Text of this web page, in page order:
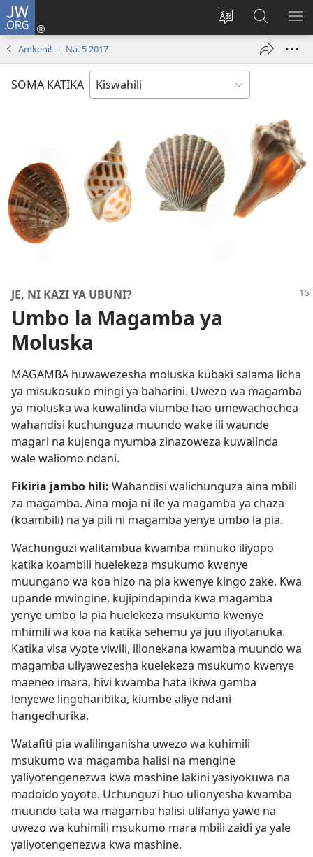
JW.ORG
Badili
tovuti
Ingia
(opens
Tafuta
Katika
JW.ORG
Amkeni! | Na. 5 2017
SOMA KATIKA
JE, NI KAZI YA UBUNI?
Umbo la Magamba ya
Moluska
MAGAMBA huwawezesha moluska kubaki salama licha
ya misukosuko mingi ya baharini. Uwezo wa magamba
ya moluska wa kuwalinda viumbe hao umewachochea
wahandisi kuchunguza muundo wake ili waunde
magari na kujenga nyumba zinazoweza kuwalinda
wale waliomo ndani.
Fikiria jambo hili: Wahandisi walichunguza aina mbili
za magamba. Aina moja ni ile ya magamba ya chaza
(koambili) na ya pili ni magamba yenye umbo la pia.
Wachunguzi walitambua kwamba miinuko iliyopo
katika koambili huelekeza msukumo kwenye
muungano wa koa hizo na pia kwenye kingo zake. Kwa
upande mwingine, kujipindapinda kwa magamba
yenye umbo la pia huelekeza msukumo kwenye
mhimili wa koa na katika sehemu ya juu iliyotanuka.
Katika visa vyote viwili, ilionekana kwamba muundo wa
magamba uliyawezesha kuelekeza msukumo kwenye
maeneo imara, hivi kwamba hata ikiwa gamba
lenyewe lingeharibika, kiumbe aliye ndani
hangedhurika.
Watafiti pia walilinganisha uwezo wa kuhimili
msukumo wa magamba halisi na mengine
yaliyotengenezwa kwa mashine lakini yasiyokuwa na
madoido yoyote. Uchunguzi huo ulionyesha kwamba
muundo tata wa magamba halisi ulifanya yawe na
uwezo wa kuhimili msukumo mara mbili zaidi ya yale
yaliyotengenezwa kwa mashine.